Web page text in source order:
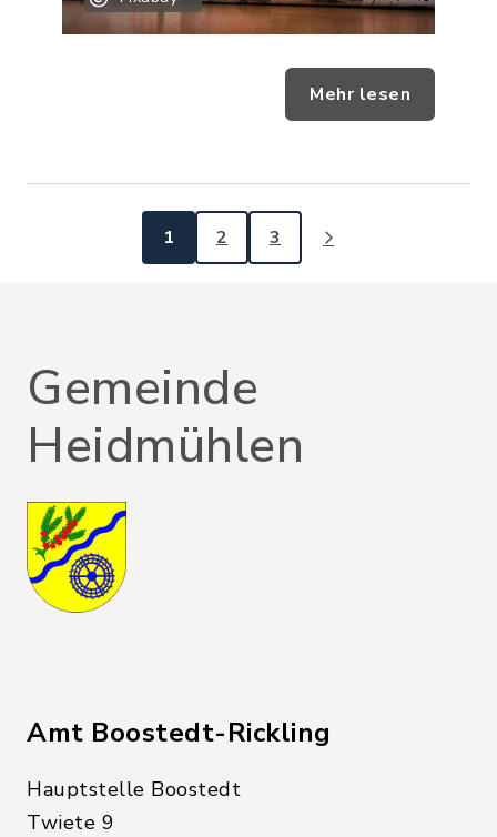
Mehr lesen
1 2 3
Gemeinde
Heidmühlen
Amt Boostedt-Rickling
Hauptstelle Boostedt
Twiete 9